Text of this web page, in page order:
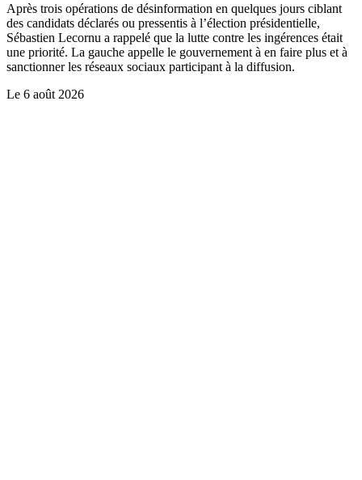
Après trois opérations de désinformation en quelques jours ciblant
des candidats déclarés ou pressentis à l’élection présidentielle,
Sébastien Lecornu a rappelé que la lutte contre les ingérences était
une priorité. La gauche appelle le gouvernement à en faire plus et à
sanctionner les réseaux sociaux participant à la diffusion.
Le 6 août 2026